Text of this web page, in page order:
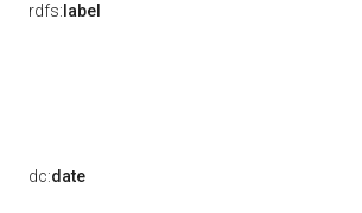
rdfs: label
dc:date